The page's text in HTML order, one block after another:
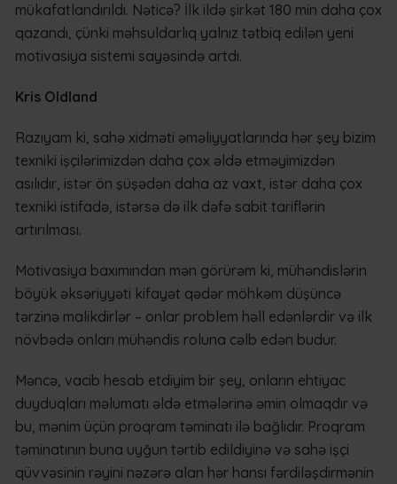
mükafatlandırıldı. Nəticə? İlk ildə şirkət 180 min daha çox
qazandı, çünki məhsuldarlıq yalnız tətbiq edilən yeni
motivasiya sistemi sayəsində artdı.
Kris Oldland
Razıyam ki, sahə xidməti əməliyyatlarında hər şey bizim
texniki işçilərimizdən daha çox əldə etməyimizdən
asılıdır, istər ön şüşədən daha az vaxt, istər daha çox
texniki istifadə, istərsə də ilk dəfə sabit tariflərin
artırılması.
Motivasiya baxımından mən görürəm ki, mühəndislərin
böyük əksəriyyəti kifayət qədər möhkəm düşüncə
tərzinə malikdirlər – onlar problem həll edənlərdir və ilk
növbədə onları mühəndis roluna cəlb edən budur.
Məncə, vacib hesab etdiyim bir şey, onların ehtiyac
duyduqları məlumatı əldə etmələrinə əmin olmaqdır və
bu, mənim üçün proqram təminatı ilə bağlıdır. Proqram
təminatının buna uyğun tərtib edildiyinə və sahə işçi
qüvvəsinin rəyini nəzərə alan hər hansı fərdiləşdirmənin